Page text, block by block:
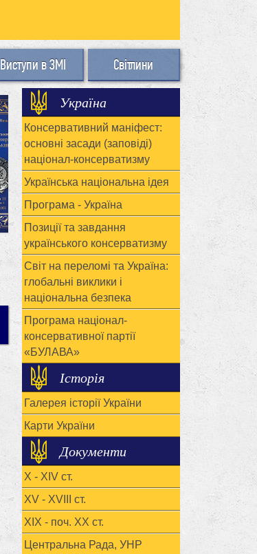
Виступи в ЗМІ Світлини
Україна
Консервативний маніфест:
основні засади (заповіді)
націонал-консерватизму
Українська національна ідея
Програма - Україна
Позиції та завдання
українського консерватизму
Світ на переломі та Україна:
глобальні виклики і
національна безпека
Програма націонал-
консервативної партії
«БУЛАВА»
Історія
Галерея історії України
Карти України
Документи
X - XIV ст.
XV - XVIII ст.
ХІХ - поч. ХХ ст.
Центральна Рада, УНР